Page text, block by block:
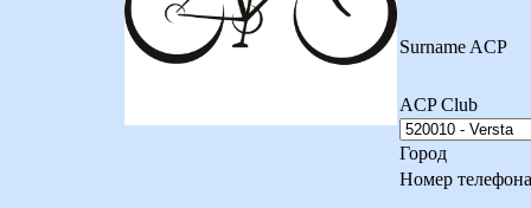
Surname ACP
ACP Club
Город
Номер телефона